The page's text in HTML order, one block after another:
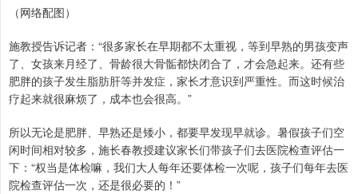
（网络配图）
施教授告诉记者：“很多家长在早期都不太重视，等到早熟的男孩变声
了、女孩来月经了、骨龄很大骨骺都快闭合了，才会急起来。还有些
肥胖的孩子发生脂肪肝等并发症，家长才意识到严重性。而这时候治
疗起来就很麻烦了，成本也会很高。”
所以无论是肥胖、早熟还是矮小，都要早发现早就诊。暑假孩子们空
闲时间相对较多，施长春教授建议家长们带孩子们去医院检查评估一
下：“权当是体检嘛，我们大人每年还要体检一次呢，孩子们每年去医
院检查评估一次，还是很必要的！”